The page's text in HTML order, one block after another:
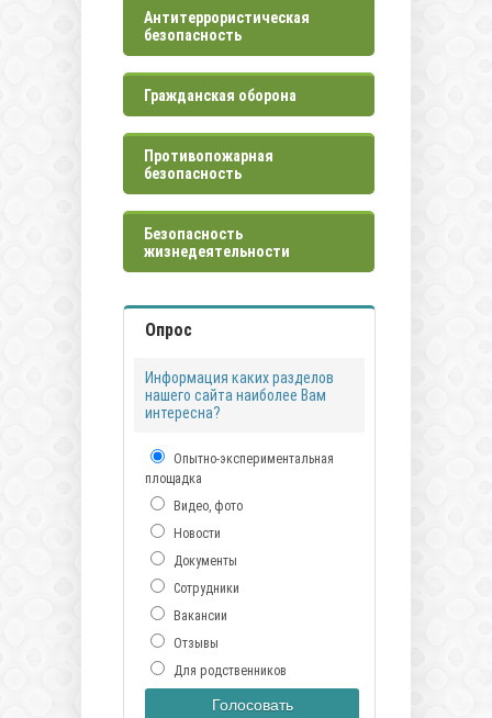
Антитеррористическая
безопасность
Гражданская оборона
Противопожарная
безопасность
Безопасность
жизнедеятельности
Опрос
Информация каких разделов
нашего сайта наиболее Вам
интересна?
Опытно-экспериментальная
площадка
Видео, фото
Новости
Документы
Сотрудники
Вакансии
Отзывы
Для родственников
Голосовать